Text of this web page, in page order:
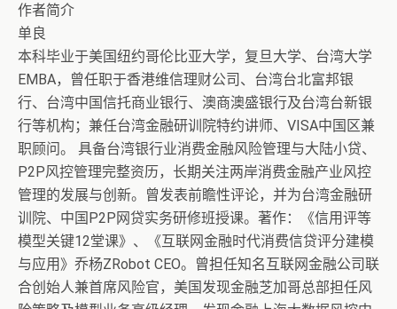
作者简介
单良
本科毕业于美国纽约哥伦比亚大学，复旦大学、台湾大学
EMBA，曾任职于香港维信理财公司、台湾台北富邦银
行、台湾中国信托商业银行、澳商澳盛银行及台湾台新银
行等机构；兼任台湾金融研训院特约讲师、VISA中国区兼
职顾问。 具备台湾银行业消费金融风险管理与大陆小贷、
P2P风控管理完整资历，长期关注两岸消费金融产业风控
管理的发展与创新。曾发表前瞻性评论，并为台湾金融研
训院、中国P2P网贷实务研修班授课。著作：《信用评等
模型关键12堂课》、《互联网金融时代消费信贷评分建模
与应用》乔杨ZRobot CEO。曾担任知名互联网金融公司联
合创始人兼首席风险官，美国发现金融芝加哥总部担任风